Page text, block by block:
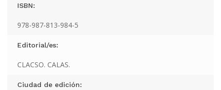
ISBN:
978-987-813-984-5
Editorial/es:
CLACSO. CALAS.
Ciudad de edición: